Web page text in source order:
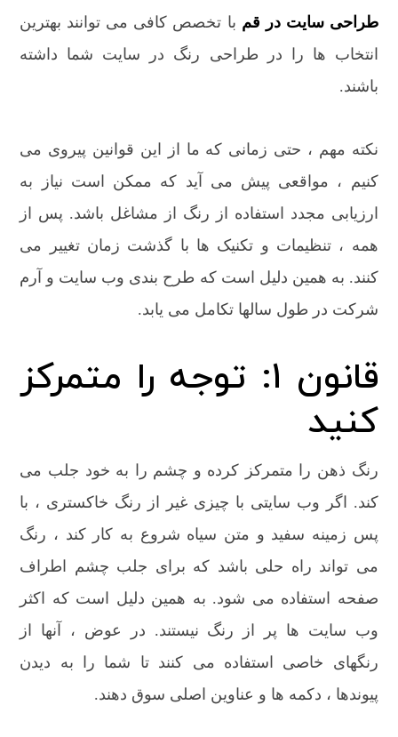
طراحی سایت در قم با تخصص کافی می توانند بهترین
انتخاب ها را در طراحی رنگ در سایت شما داشته
باشند.
نکته مهم ، حتی زمانی که ما از این قوانین پیروی می
کنیم ، مواقعی پیش می آید که ممکن است نیاز به
ارزیابی مجدد استفاده از رنگ از مشاغل باشد. پس از
همه ، تنظیمات و تکنیک ها با گذشت زمان تغییر می
کنند. به همین دلیل است که طرح بندی وب سایت و آرم
شرکت در طول سالها تکامل می یابد.
قانون 1: توجه را متمرکز
کنید
رنگ ذهن را متمرکز کرده و چشم را به خود جلب می
کند. اگر وب سایتی با چیزی غیر از رنگ خاکستری ، با
پس زمینه سفید و متن سیاه شروع به کار کند ، رنگ
می تواند راه حلی باشد که برای جلب چشم اطراف
صفحه استفاده می شود. به همین دلیل است که اکثر
وب سایت ها پر از رنگ نیستند. در عوض ، آنها از
رنگهای خاصی استفاده می کنند تا شما را به دیدن
پیوندها ، دکمه ها و عناوین اصلی سوق دهند.